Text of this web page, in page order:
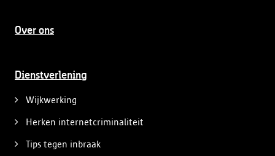
Over ons
Dienstverlening
Wijkwerking
Herken internetcriminaliteit
Tips tegen inbraak